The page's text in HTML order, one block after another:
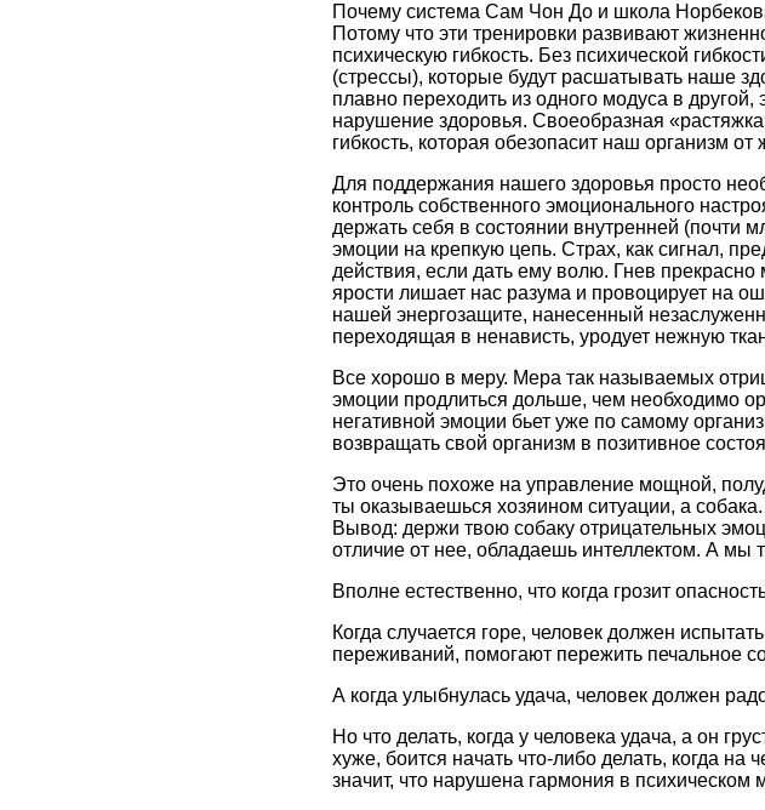
Почему система Сам Чон До и школа
Потому что эти тренировки развивают
психическую гибкость. Без психической
(стрессы), которые будут расшатывать наше
плавно переходить из одного модуса в
нарушение здоровья. Своеобразная
гибкость, которая обезопасит наш организм от
Для поддержания нашего здоровья просто
контроль собственного эмоционального
держать себя в состоянии внутренней (почти
эмоции на крепкую цепь. Страх, как сигнал,
действия, если дать ему волю. Гнев
ярости лишает нас разума и провоцирует на
нашей энергозащите, нанесенный
переходящая в ненависть, уродует нежную
Все хорошо в меру. Мера так называемых
эмоции продлиться дольше, чем необходимо
негативной эмоции бьет уже по самому
возвращать свой организм в позитивное
Это очень похоже на управление мощной,
ты оказываешься хозяином ситуации, а
Вывод: держи твою собаку отрицательных
отличие от нее, обладаешь интеллектом. А
Вполне естественно, что когда грозит
Когда случается горе, человек должен
переживаний, помогают пережить печальное
А когда улыбнулась удача, человек должен
Но что делать, когда у человека удача, а он
хуже, боится начать что-либо делать, когда
значит, что нарушена гармония в психическом